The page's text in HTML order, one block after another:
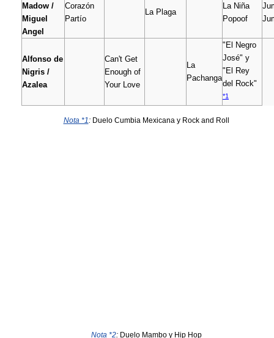
Madow /
Miguel
Angel
Corazón
Partío
La Plaga
La Niña
Popoof
Alfonso de
Nigris /
Azalea
Can't Get
Enough of
Your Love
La
Pachanga
"El Negro
José" y
"El Rey
del Rock"
*1
Nota *1 :Duelo Cumbia Mexicana y Rock and Roll
Nota *2:Duelo Mambo y Hip Hop